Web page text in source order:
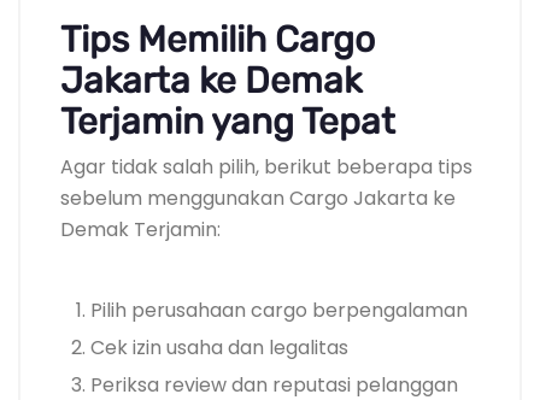
Tips Memilih Cargo
Jakarta ke Demak
Terjamin yang Tepat
Agar tidak salah pilih, berikut beberapa tips
sebelum menggunakan Cargo Jakarta ke
Demak Terjamin:
Pilih perusahaan cargo berpengalaman
Cek izin usaha dan legalitas
Periksa review dan reputasi pelanggan